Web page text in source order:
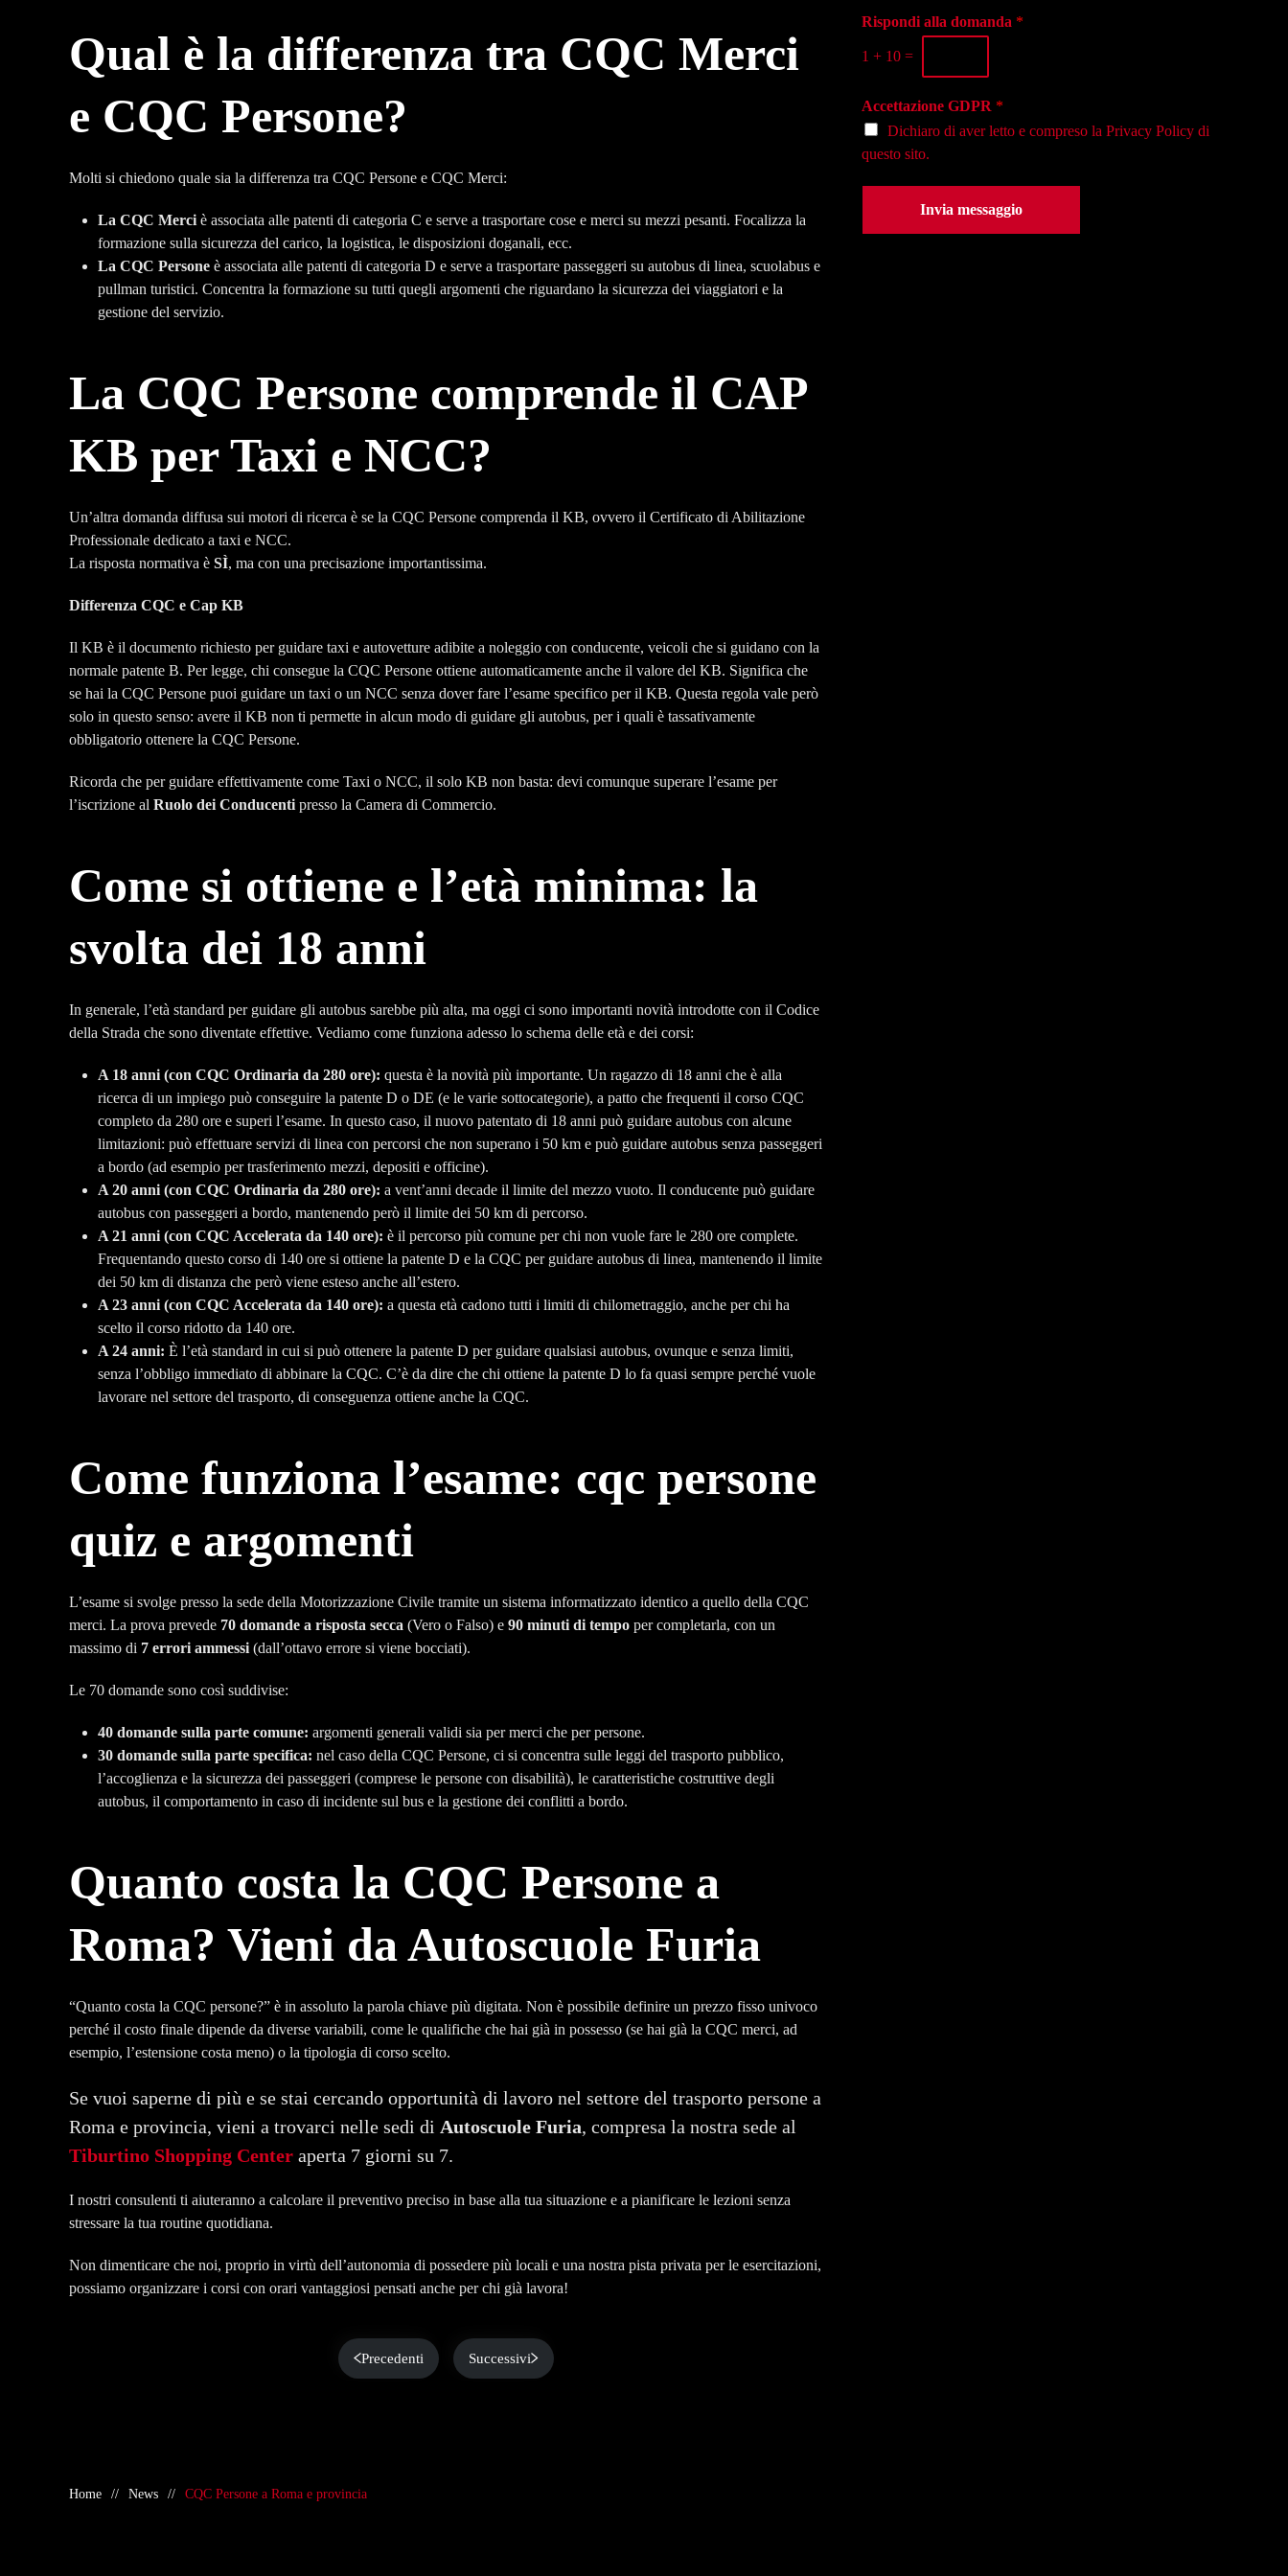
Qual è la differenza tra CQC Merci
e CQC Persone?
Molti si chiedono quale sia la differenza tra CQC Persone e CQC Merci:
La CQC Merci è associata alle patenti di categoria C e serve a trasportare cose e merci su mezzi pesanti. Focalizza la
formazione sulla sicurezza del carico, la logistica, le disposizioni doganali, ecc.
La CQC Persone è associata alle patenti di categoria D e serve a trasportare passeggeri su autobus di linea, scuolabus e
pullman turistici. Concentra la formazione su tutti quegli argomenti che riguardano la sicurezza dei viaggiatori e la
gestione del servizio.
La CQC Persone comprende il CAP
KB per Taxi e NCC?
Un’altra domanda diffusa sui motori di ricerca è se la CQC Persone comprenda il KB, ovvero il Certificato di Abilitazione
Professionale dedicato a taxi e NCC.
La risposta normativa è SÌ, ma con una precisazione importantissima.
Differenza CQC e Cap KB
Il KB è il documento richiesto per guidare taxi e autovetture adibite a noleggio con conducente, veicoli che si guidano con la
normale patente B. Per legge, chi consegue la CQC Persone ottiene automaticamente anche il valore del KB. Significa che
se hai la CQC Persone puoi guidare un taxi o un NCC senza dover fare l’esame specifico per il KB. Questa regola vale però
solo in questo senso: avere il KB non ti permette in alcun modo di guidare gli autobus, per i quali è tassativamente
obbligatorio ottenere la CQC Persone.
Ricorda che per guidare effettivamente come Taxi o NCC, il solo KB non basta: devi comunque superare l’esame per
l’iscrizione al Ruolo dei Conducenti presso la Camera di Commercio.
Come si ottiene e l’età minima: la
svolta dei 18 anni
In generale, l’età standard per guidare gli autobus sarebbe più alta, ma oggi ci sono importanti novità introdotte con il Codice
della Strada che sono diventate effettive. Vediamo come funziona adesso lo schema delle età e dei corsi:
A 18 anni (con CQC Ordinaria da 280 ore): questa è la novità più importante. Un ragazzo di 18 anni che è alla
ricerca di un impiego può conseguire la patente D o DE (e le varie sottocategorie), a patto che frequenti il corso CQC
completo da 280 ore e superi l’esame. In questo caso, il nuovo patentato di 18 anni può guidare autobus con alcune
limitazioni: può effettuare servizi di linea con percorsi che non superano i 50 km e può guidare autobus senza passeggeri
a bordo (ad esempio per trasferimento mezzi, depositi e officine).
A 20 anni (con CQC Ordinaria da 280 ore): a vent’anni decade il limite del mezzo vuoto. Il conducente può guidare
autobus con passeggeri a bordo, mantenendo però il limite dei 50 km di percorso.
A 21 anni (con CQC Accelerata da 140 ore): è il percorso più comune per chi non vuole fare le 280 ore complete.
Frequentando questo corso di 140 ore si ottiene la patente D e la CQC per guidare autobus di linea, mantenendo il limite
dei 50 km di distanza che però viene esteso anche all’estero.
A 23 anni (con CQC Accelerata da 140 ore): a questa età cadono tutti i limiti di chilometraggio, anche per chi ha
scelto il corso ridotto da 140 ore.
A 24 anni: È l’età standard in cui si può ottenere la patente D per guidare qualsiasi autobus, ovunque e senza limiti,
senza l’obbligo immediato di abbinare la CQC. C’è da dire che chi ottiene la patente D lo fa quasi sempre perché vuole
lavorare nel settore del trasporto, di conseguenza ottiene anche la CQC.
Come funziona l’esame: cqc persone
quiz e argomenti
L’esame si svolge presso la sede della Motorizzazione Civile tramite un sistema informatizzato identico a quello della CQC
merci. La prova prevede 70 domande a risposta secca (Vero o Falso) e 90 minuti di tempo per completarla, con un
massimo di 7 errori ammessi (dall’ottavo errore si viene bocciati).
Le 70 domande sono così suddivise:
40 domande sulla parte comune: argomenti generali validi sia per merci che per persone.
30 domande sulla parte specifica: nel caso della CQC Persone, ci si concentra sulle leggi del trasporto pubblico,
l’accoglienza e la sicurezza dei passeggeri (comprese le persone con disabilità), le caratteristiche costruttive degli
autobus, il comportamento in caso di incidente sul bus e la gestione dei conflitti a bordo.
Quanto costa la CQC Persone a
Roma? Vieni da Autoscuole Furia
“Quanto costa la CQC persone?” è in assoluto la parola chiave più digitata. Non è possibile definire un prezzo fisso univoco
perché il costo finale dipende da diverse variabili, come le qualifiche che hai già in possesso (se hai già la CQC merci, ad
esempio, l’estensione costa meno) o la tipologia di corso scelto.
Se vuoi saperne di più e se stai cercando opportunità di lavoro nel settore del trasporto persone a
Roma e provincia, vieni a trovarci nelle sedi di Autoscuole Furia, compresa la nostra sede al
Tiburtino Shopping Center aperta 7 giorni su 7.
I nostri consulenti ti aiuteranno a calcolare il preventivo preciso in base alla tua situazione e a pianificare le lezioni senza
stressare la tua routine quotidiana.
Non dimenticare che noi, proprio in virtù dell’autonomia di possedere più locali e una nostra pista privata per le esercitazioni,
possiamo organizzare i corsi con orari vantaggiosi pensati anche per chi già lavora!
Precedenti Successivi
o
n
o
a
e
*
i
*
Rispondi alla domanda *
1 + 10 =
Accettazione GDPR *
Dichiaro di aver letto e compreso la Privacy Policydi
questo sito.
Invia messaggio
Home News CQC Persone a Roma e provincia